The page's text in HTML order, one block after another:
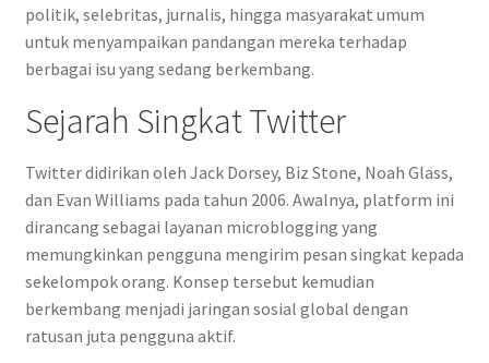
politik, selebritas, jurnalis, hingga masyarakat umum
untuk menyampaikan pandangan mereka terhadap
berbagai isu yang sedang berkembang.
Sejarah Singkat Twitter
Twitter didirikan oleh Jack Dorsey, Biz Stone, Noah Glass,
dan Evan Williams pada tahun 2006. Awalnya, platform ini
dirancang sebagai layanan microblogging yang
memungkinkan pengguna mengirim pesan singkat kepada
sekelompok orang. Konsep tersebut kemudian
berkembang menjadi jaringan sosial global dengan
ratusan juta pengguna aktif.